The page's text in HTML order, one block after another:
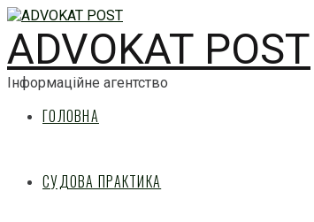
ADVOKAT POST
Інформаційне агентство
ГОЛОВНА
СУДОВА ПРАКТИКА